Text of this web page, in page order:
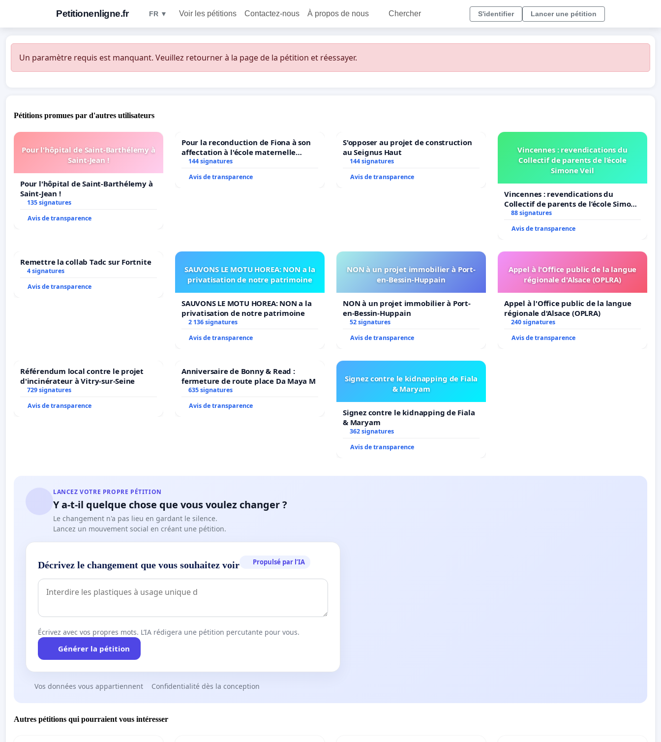
Petitionenligne.fr FR ▼ Voir les pétitions Contactez-nous À propos de nous Chercher S'identifier Lancer une pétition
Un paramètre requis est manquant. Veuillez retourner à la page de la pétition et réessayer.
Pétitions promues par d'autres utilisateurs
Pour l'hôpital de Saint-Barthélemy à
Saint-Jean !
Pour l'hôpital de Saint-Barthélemy à
Saint-Jean !
135 signatures
Avis de transparence
Pour la reconduction de Fiona à son
affectation à l'école maternelle
LAMARTINE auprès de Léo N. en
2026/2027
144 signatures
Avis de transparence
S'opposer au projet de construction
au Seignus Haut
144 signatures
Avis de transparence
Vincennes : revendications du
Collectif de parents de l’école
Simone Veil
Vincennes : revendications du
Collectif de parents de l’école Simone
Veil
88 signatures
Avis de transparence
Remettre la collab Tadc sur Fortnite
4 signatures
Avis de transparence
SAUVONS LE MOTU HOREA: NON a la
privatisation de notre patrimoine
SAUVONS LE MOTU HOREA: NON a la
privatisation de notre patrimoine
2 136 signatures
Avis de transparence
NON à un projet immobilier à Port-
en-Bessin-Huppain
NON à un projet immobilier à Port-
en-Bessin-Huppain
52 signatures
Avis de transparence
Appel à l'Office public de la langue
régionale d'Alsace (OPLRA)
Appel à l'Office public de la langue
régionale d'Alsace (OPLRA)
240 signatures
Avis de transparence
Référendum local contre le projet
d'incinérateur à Vitry-sur-Seine
729 signatures
Avis de transparence
Anniversaire de Bonny & Read :
fermeture de route place Da Maya M
635 signatures
Avis de transparence
Signez contre le kidnapping de Fiala
& Maryam
Signez contre le kidnapping de Fiala
& Maryam
362 signatures
Avis de transparence
LANCEZ VOTRE PROPRE PÉTITION
Y a-t-il quelque chose que vous voulez changer ?
Le changement n'a pas lieu en gardant le silence.
Lancez un mouvement social en créant une pétition.
Décrivez le changement que vous souhaitez voir Propulsé par l’IA
Écrivez avec vos propres mots. L’IA rédigera une pétition percutante pour vous.
Générer la pétition
Vos données vous appartiennent Confidentialité dès la conception
Autres pétitions qui pourraient vous intéresser